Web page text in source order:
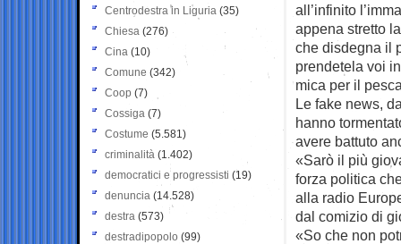
all’infinito
appena stretto
che disdegna il
prendetela voi
mica per il
Le fake news,
hanno
avere battuto
«Sarò il più
forza politica
alla radio
dal comizio di
«So che non
Centrodestra in Liguria (35)
Chiesa (276)
Cina (10)
Comune (342)
Coop (7)
Cossiga (7)
Costume (5.581)
criminalità (1.402)
democratici e progressisti (19)
denuncia (14.528)
destra (573)
destradipopolo (99)